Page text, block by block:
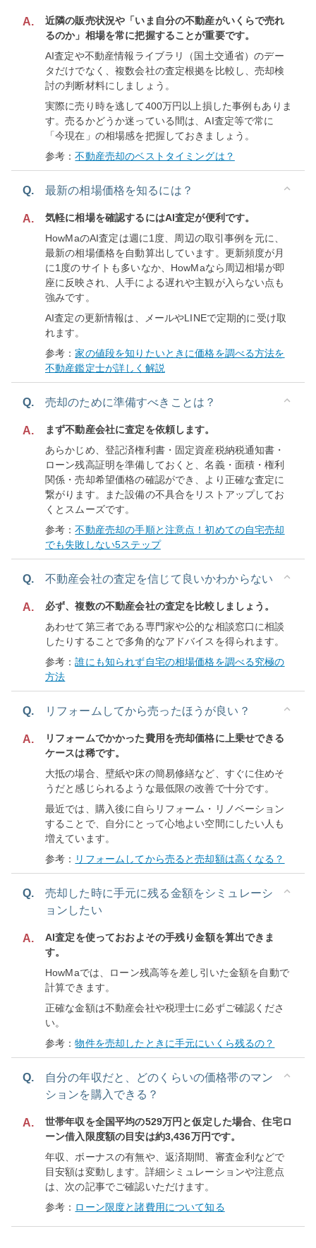
A.
近隣の販売状況や「いま自分の不動産がいくらで売れ
るのか」相場を常に把握することが重要です。
AI査定や不動産情報ライブラリ（国土交通省）のデー
タだけでなく、複数会社の査定根拠を比較し、売却検
討の判断材料にしましょう。
実際に売り時を逃して400万円以上損した事例もありま
す。売るかどうか迷っている間は、AI査定等で常に
「今現在」の相場感を把握しておきましょう。
参考：不動産売却のベストタイミングは？
Q. 最新の相場価格を知るには？
A.
気軽に相場を確認するにはAI査定が便利です。
HowMaのAI査定は週に1度、周辺の取引事例を元に、
最新の相場価格を自動算出しています。更新頻度が月
に1度のサイトも多いなか、HowMaなら周辺相場が即
座に反映され、人手による遅れや主観が入らない点も
強みです。
AI査定の更新情報は、メールやLINEで定期的に受け取
れます。
参考：家の値段を知りたいときに価格を調べる方法を
不動産鑑定士が詳しく解説
Q. 売却のために準備すべきことは？
A.
まず不動産会社に査定を依頼します。
あらかじめ、登記済権利書・固定資産税納税通知書・
ローン残高証明を準備しておくと、名義・面積・権利
関係・売却希望価格の確認ができ、より正確な査定に
繋がります。また設備の不具合をリストアップしてお
くとスムーズです。
参考：不動産売却の手順と注意点！初めての自宅売却
でも失敗しない5ステップ
Q. 不動産会社の査定を信じて良いかわからない
A.
必ず、複数の不動産会社の査定を比較しましょう。
あわせて第三者である専門家や公的な相談窓口に相談
したりすることで多角的なアドバイスを得られます。
参考：誰にも知られず自宅の相場価格を調べる究極の
方法
Q. リフォームしてから売ったほうが良い？
A.
リフォームでかかった費用を売却価格に上乗せできる
ケースは稀です。
大抵の場合、壁紙や床の簡易修繕など、すぐに住めそ
うだと感じられるような最低限の改善で十分です。
最近では、購入後に自らリフォーム・リノベーション
することで、自分にとって心地よい空間にしたい人も
増えています。
参考： リフォームしてから売ると売却額は高くなる？
Q.
売却した時に手元に残る金額をシミュレーシ
ョンしたい
A.
AI査定を使っておおよその手残り金額を算出できま
す。
HowMaでは、ローン残高等を差し引いた金額を自動で
計算できます。
正確な金額は不動産会社や税理士に必ずご確認くださ
い。
参考：物件を売却したときに手元にいくら残るの？
Q.
自分の年収だと、どのくらいの価格帯のマン
ションを購入できる？
A.
世帯年収を全国平均の529万円と仮定した場合、住宅ロ
ーン借入限度額の目安は約3,436万円です。
年収、ボーナスの有無や、返済期間、審査金利などで
目安額は変動します。詳細シミュレーションや注意点
は、次の記事でご確認いただけます。
参考： ローン限度と諸費用について知る